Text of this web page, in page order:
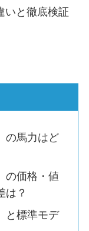
いと徹底検証
の馬力はど
の価格・値
は？
と標準モデ